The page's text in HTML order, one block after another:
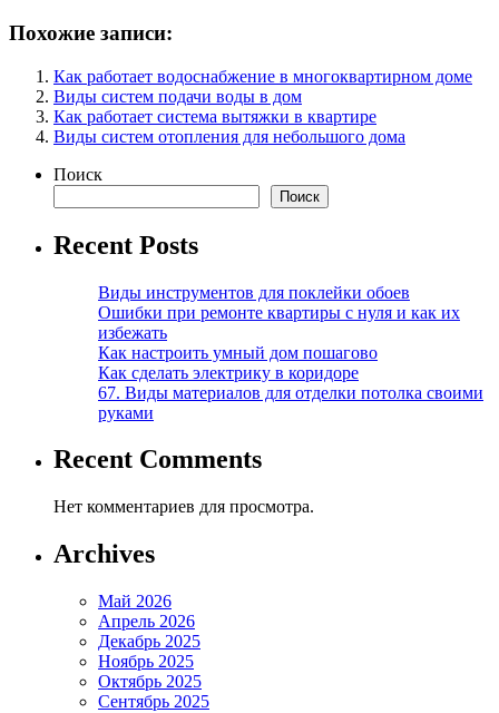
Похожие записи:
Как работает водоснабжение в многоквартирном доме
Виды систем подачи воды в дом
Как работает система вытяжки в квартире
Виды систем отопления для небольшого дома
Поиск
Поиск
Recent Posts
Виды инструментов для поклейки обоев
Ошибки при ремонте квартиры с нуля и как их
избежать
Как настроить умный дом пошагово
Как сделать электрику в коридоре
67. Виды материалов для отделки потолка своими
руками
Recent Comments
Нет комментариев для просмотра.
Archives
Май 2026
Апрель 2026
Декабрь 2025
Ноябрь 2025
Октябрь 2025
Сентябрь 2025